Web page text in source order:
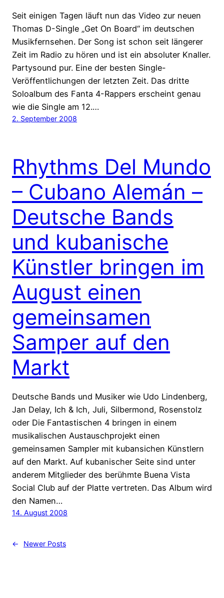
Seit einigen Tagen läuft nun das Video zur neuen
Thomas D-Single „Get On Board“ im deutschen
Musikfernsehen. Der Song ist schon seit längerer
Zeit im Radio zu hören und ist ein absoluter Knaller.
Partysound pur. Eine der besten Single-
Veröffentlichungen der letzten Zeit. Das dritte
Soloalbum des Fanta 4-Rappers erscheint genau
wie die Single am 12.…
2. September 2008
Rhythms Del Mundo
– Cubano Alemán –
Deutsche Bands
und kubanische
Künstler bringen im
August einen
gemeinsamen
Samper auf den
Markt
Deutsche Bands und Musiker wie Udo Lindenberg,
Jan Delay, Ich & Ich, Juli, Silbermond, Rosenstolz
oder Die Fantastischen 4 bringen in einem
musikalischen Austauschprojekt einen
gemeinsamen Sampler mit kubansichen Künstlern
auf den Markt. Auf kubanischer Seite sind unter
anderem Mitglieder des berühmte Buena Vista
Social Club auf der Platte vertreten. Das Album wird
den Namen…
14. August 2008
← Newer Posts